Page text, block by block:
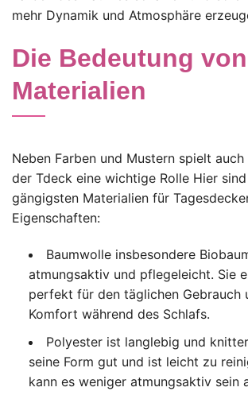
mehr Dynamik und Atmosphäre
Die Bedeutung von
Materialien
Neben Farben und Mustern spielt
der Tdeck eine wichtige Rolle Hier
gängigsten Materialien für
Eigenschaften:
Baumwolle insbesondere
atmungsaktiv und pflegeleicht. Sie
perfekt für den täglichen Gebrauch
Komfort während des Schlafs.
Polyester ist langlebig und
seine Form gut und ist leicht zu
kann es weniger atmungsaktiv sein